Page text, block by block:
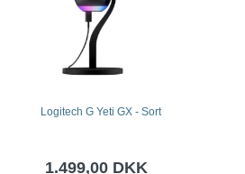
Logitech G Yeti GX - Sort
1.499,00 DKK